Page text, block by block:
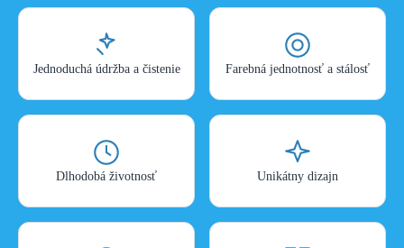
Jednoduchá údržba a čistenie Farebná jednotnosť a stálosť
Dlhodobá životnosť Unikátny dizajn